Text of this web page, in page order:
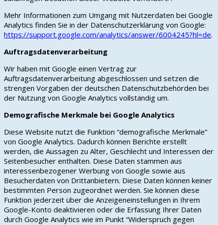
Mehr Informationen zum Umgang mit Nutzerdaten bei Google
Analytics finden Sie in der Datenschutzerklärung von Google:
https://support.google.com/analytics/answer/6004245?hl=de.
Auftragsdatenverarbeitung
Wir haben mit Google einen Vertrag zur
Auftragsdatenverarbeitung abgeschlossen und setzen die
strengen Vorgaben der deutschen Datenschutzbehörden bei
der Nutzung von Google Analytics vollständig um.
Demografische Merkmale bei Google Analytics
Diese Website nutzt die Funktion “demografische Merkmale”
von Google Analytics. Dadurch können Berichte erstellt
werden, die Aussagen zu Alter, Geschlecht und Interessen der
Seitenbesucher enthalten. Diese Daten stammen aus
interessenbezogener Werbung von Google sowie aus
Besucherdaten von Drittanbietern. Diese Daten können keiner
bestimmten Person zugeordnet werden. Sie können diese
Funktion jederzeit über die Anzeigeneinstellungen in Ihrem
Google-Konto deaktivieren oder die Erfassung Ihrer Daten
durch Google Analytics wie im Punkt “Widerspruch gegen